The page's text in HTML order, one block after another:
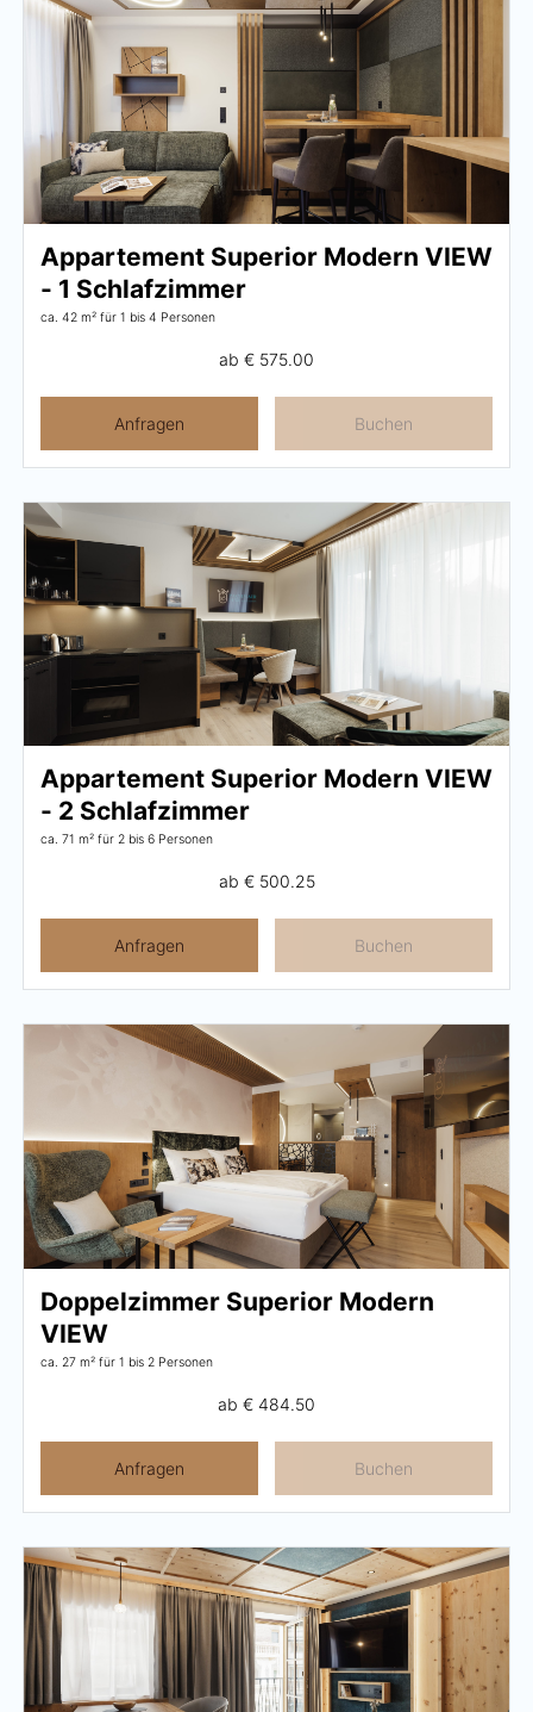
Appartement Superior Modern VIEW
- 1 Schlafzimmer
ca. 42 m² für 1 bis 4 Personen
ab € 575.00
Anfragen Buchen
Appartement Superior Modern VIEW
- 2 Schlafzimmer
ca. 71 m² für 2 bis 6 Personen
ab € 500.25
Anfragen Buchen
Doppelzimmer Superior Modern
VIEW
ca. 27 m² für 1 bis 2 Personen
ab € 484.50
Anfragen Buchen